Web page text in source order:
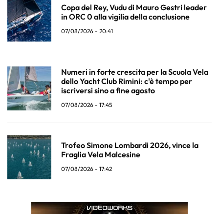
Copa del Rey, Vudu di Mauro Gestri leader
in ORC 0 alla vigilia della conclusione
07/08/2026 - 20:41
Numeri in forte crescita per la Scuola Vela
dello Yacht Club Rimini: c'è tempo per
iscriversi sino a fine agosto
07/08/2026 - 17:45
Trofeo Simone Lombardi 2026, vince la
Fraglia Vela Malcesine
07/08/2026 - 17:42